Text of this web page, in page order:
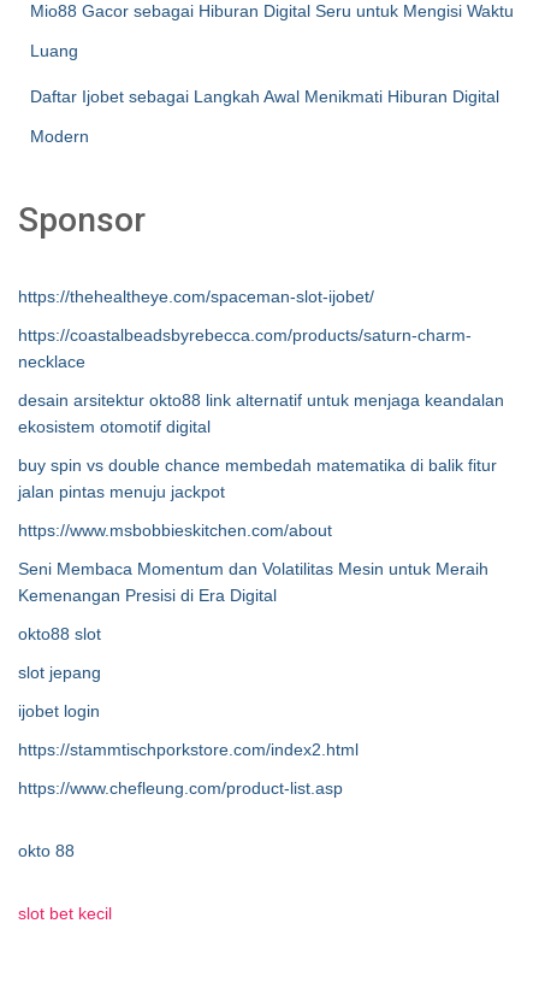
Mio88 Gacor sebagai Hiburan Digital Seru untuk Mengisi Waktu
Luang
Daftar Ijobet sebagai Langkah Awal Menikmati Hiburan Digital
Modern
Sponsor
https://thehealtheye.com/spaceman-slot-ijobet/
https://coastalbeadsbyrebecca.com/products/saturn-charm-
necklace
desain arsitektur okto88 link alternatif untuk menjaga keandalan
ekosistem otomotif digital
buy spin vs double chance membedah matematika di balik fitur
jalan pintas menuju jackpot
https://www.msbobbieskitchen.com/about
Seni Membaca Momentum dan Volatilitas Mesin untuk Meraih
Kemenangan Presisi di Era Digital
okto88 slot
slot jepang
ijobet login
https://stammtischporkstore.com/index2.html
https://www.chefleung.com/product-list.asp
okto 88
slot bet kecil